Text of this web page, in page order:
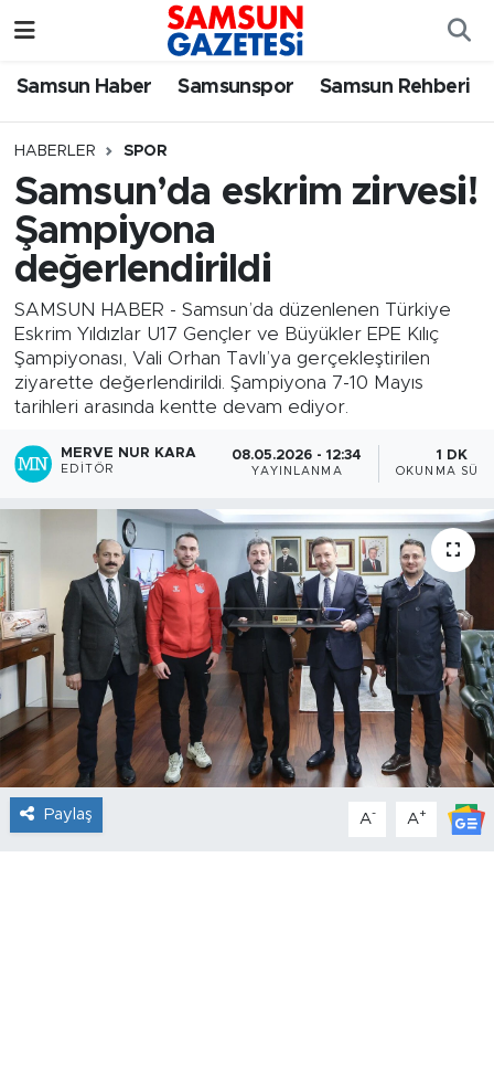
Samsun Haber Samsunspor Samsun Rehberi
HABERLER SPOR
Samsun’da eskrim zirvesi!
Şampiyona
değerlendirildi
SAMSUN HABER - Samsun’da düzenlenen Türkiye
Eskrim Yıldızlar U17 Gençler ve Büyükler EPE Kılıç
Şampiyonası, Vali Orhan Tavlı’ya gerçekleştirilen
ziyarette değerlendirildi. Şampiyona 7-10 Mayıs
tarihleri arasında kentte devam ediyor.
MERVE NUR KARA
EDITÖR
08.05.2026 - 12:34
YAYINLANMA
1 DK
OKUNMA
Paylaş A- A+
Samsun Haber
Samsun Rehberi
Resmi İlanlar
Samsun Nöbetçi Eczaneler
SAMSUN Namaz Vakitleri
Samsun Trafik Yoğunluk Haritası
Süper Lig Puan Durumu ve Fikstür
Tüm Manşetler
Haber Arşivi